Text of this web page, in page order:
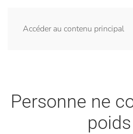
Accéder au contenu principal
Personne ne